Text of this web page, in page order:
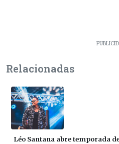
Relacionadas
Léo Santana abre temporada